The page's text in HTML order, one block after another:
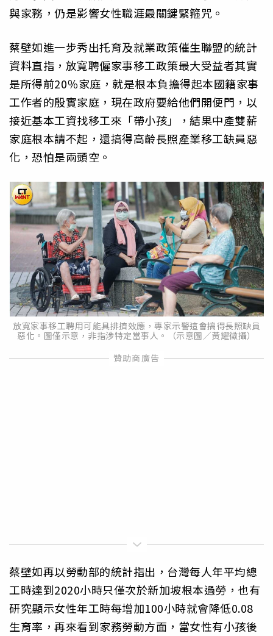
與家務，仍是影響女性職涯最關鍵緊箍咒。
蔡壁如進一步秀出托育及就業政策催生聯盟的統計
資料直指，放寬聘僱家事移工政策最大受益者其實
是所得前20％家庭，就是根本負擔得起本國籍家事
工作者的殷實家庭，現在政府要給他們開便門，以
接近基本工資找移工來「帶小孩」，結果中產雙薪
家庭根本請不起，還搞得高齡長照產業移工缺員惡
化，恐怕是兩頭空。
放寬家事移工聘用可能具排擠效應，專家示警這會搞得長照缺員
惡化。圖僅示意，非指涉特定當事人。（示意圖／黃耀徵攝）
蔡壁如再以勞動部的統計指出，台灣每人年平均總
工時達到2020小時只僅次於新加坡根本過勞，也有
研究顯示女性年工時每增加100小時就會降低0.08
生育率，再來看到家務勞動方面，當女性有小孩後